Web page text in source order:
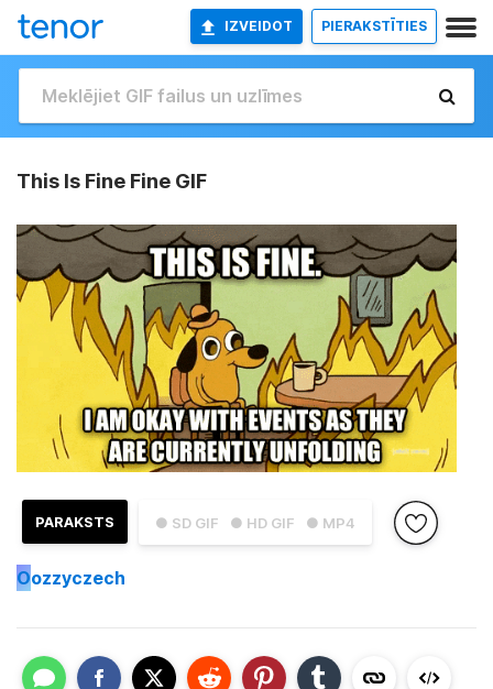
IZVEIDOT PIERAKSTĪTIES
This Is Fine Fine GIF
● SD GIF ● HD GIF ● MP4
PARAKSTS
Oozzyczech